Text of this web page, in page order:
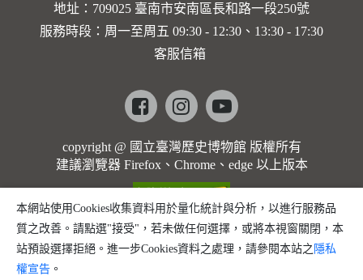
地址：709025 臺南市安南區長和路一段250號
服務時段：周一至周五 09:30 - 12:30、13:30 - 17:30
客服信箱
Facebookinstagramyoutube
copyright @ 國立臺灣歷史博物館 版權所有
建議瀏覽器 Firefox、Chrome、edge 以上版本
本網站使用Cookies收集資料用於量化統計與分析，以進行服務品
質之改善。請點選"接受"，若未做任何選擇，或將本視窗關閉，本
站預設選擇拒絕。進一步Cookies資料之處理，請參閱本站之 隱私
權宣告 。